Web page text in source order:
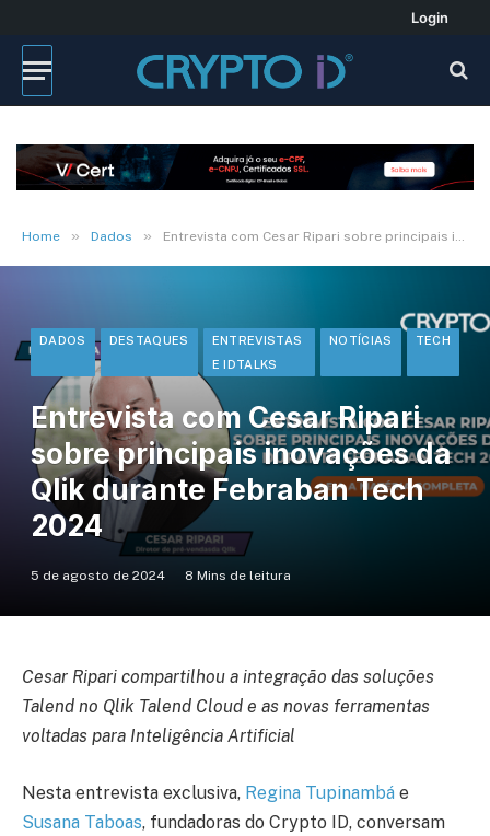
Login
Home » Dados » Entrevista com Cesar Ripari sobre principais inovações da Qlik durante Febraban Tech 2024
DADOS DESTAQUES
ENTREVISTAS
E IDTALKS
NOTÍCIAS TECH
Entrevista com Cesar Ripari
sobre principais inovações da
Qlik durante Febraban Tech
2024
5 de agosto de 2024 8 Mins de leitura
Cesar Ripari compartilhou a integração das soluções
Talend no Qlik Talend Cloud e as novas ferramentas
voltadas para Inteligência Artificial
Nesta entrevista exclusiva, Regina Tupinambá e
Susana Taboas, fundadoras do Crypto ID, conversam